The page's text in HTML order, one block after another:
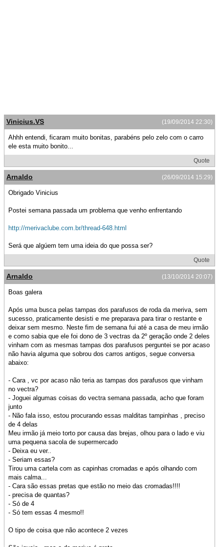
(19/09/2014 22:30)
Vinicius.VS
Ahhh entendi, ficaram muito bonitas, parabéns pelo zelo com o carro
ele esta muito bonito...
Quote
(26/09/2014 15:29)
Arnaldo
Obrigado Vinicius
Postei semana passada um problema que venho enfrentando
http://merivaclube.com.br/thread-648.html
Será que algúem tem uma ideia do que possa ser?
Quote
(13/10/2014 20:07)
Arnaldo
Boas galera
Após uma busca pelas tampas dos parafusos de roda da meriva, sem
sucesso, praticamente desisti e me preparava para tirar o restante e
deixar sem mesmo. Neste fim de semana fui até a casa de meu irmão
e como sabia que ele foi dono de 3 vectras da 2º geração onde 2 deles
vinham com as mesmas tampas dos parafusos perguntei se por acaso
não havia alguma que sobrou dos carros antigos, segue conversa
abaixo:
- Cara , vc por acaso não teria as tampas dos parafusos que vinham
no vectra?
- Joguei algumas coisas do vectra semana passada, acho que foram
junto
- Não fala isso, estou procurando essas malditas tampinhas , preciso
de 4 delas
Meu irmão já meio torto por causa das brejas, olhou para o lado e viu
uma pequena sacola de supermercado
- Deixa eu ver..
- Seriam essas?
Tirou uma cartela com as capinhas cromadas e após olhando com
mais calma...
- Cara são essas pretas que estão no meio das cromadas!!!!
- precisa de quantas?
- Só de 4
- Só tem essas 4 mesmo!!
O tipo de coisa que não acontece 2 vezes